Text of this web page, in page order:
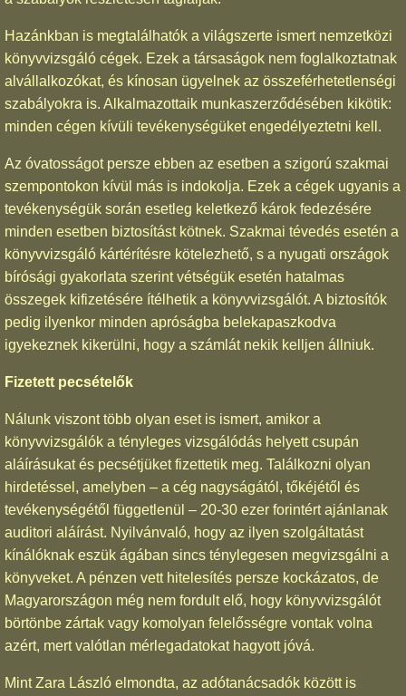
Hazánkban is megtalálhatók a világszerte ismert nemzetközi
könyvvizsgáló cégek. Ezek a társaságok nem foglalkoztatnak
alvállalkozókat, és kínosan ügyelnek az összeférhetetlenségi
szabályokra is. Alkalmazottaik munkaszerződésében kikötik:
minden cégen kívüli tevékenységüket engedélyeztetni kell.
Az óvatosságot persze ebben az esetben a szigorú szakmai
szempontokon kívül más is indokolja. Ezek a cégek ugyanis a
tevékenységük során esetleg keletkező károk fedezésére
minden esetben biztosítást kötnek. Szakmai tévedés esetén a
könyvvizsgáló kártérítésre kötelezhető, s a nyugati országok
bírósági gyakorlata szerint vétségük esetén hatalmas
összegek kifizetésére ítélhetik a könyvvizsgálót. A biztosítók
pedig ilyenkor minden apróságba belekapaszkodva
igyekeznek kikerülni, hogy a számlát nekik kelljen állniuk.
Fizetett pecsételők
Nálunk viszont több olyan eset is ismert, amikor a
könyvvizsgálók a tényleges vizsgálódás helyett csupán
aláírásukat és pecsétjüket fizettetik meg. Találkozni olyan
hirdetéssel, amelyben – a cég nagyságától, tőkéjétől és
tevékenységétől függetlenül – 20-30 ezer forintért ajánlanak
auditori aláírást. Nyilvánvaló, hogy az ilyen szolgáltatást
kínálóknak eszük ágában sincs ténylegesen megvizsgálni a
könyveket. A pénzen vett hitelesítés persze kockázatos, de
Magyarországon még nem fordult elő, hogy könyvvizsgálót
börtönbe zártak vagy komolyan felelősségre vontak volna
azért, mert valótlan mérlegadatokat hagyott jóvá.
Mint Zara László elmondta, az adótanácsadók között is